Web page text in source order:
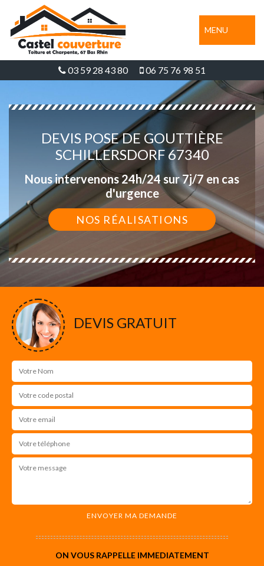
MENU
03 59 28 43 80 06 75 76 98 51
DEVIS POSE DE GOUTTIÈRE
SCHILLERSDORF 67340
Nous intervenons 24h/24 sur 7j/7 en cas
d'urgence
NOS RÉALISATIONS
DEVIS GRATUIT
ON VOUS RAPPELLE IMMEDIATEMENT